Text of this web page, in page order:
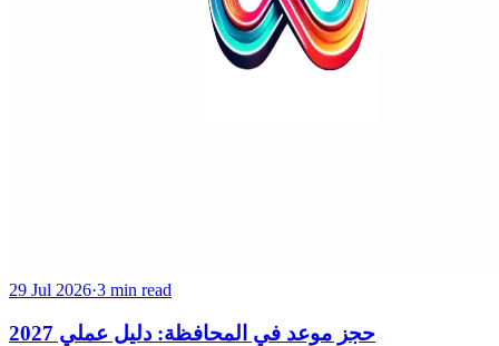
29 Jul 2026·3 min read
حجز موعد في المحافظة: دليل عملي 2027